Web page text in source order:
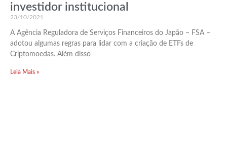
investidor institucional
23/10/2021
A Agência Reguladora de Serviços Financeiros do Japão – FSA –
adotou algumas regras para lidar com a criação de ETFs de
Criptomoedas. Além disso
Leia Mais »